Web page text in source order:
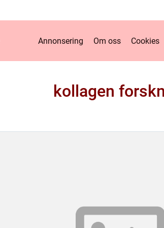
Annonsering Om oss Cookies
kollagen